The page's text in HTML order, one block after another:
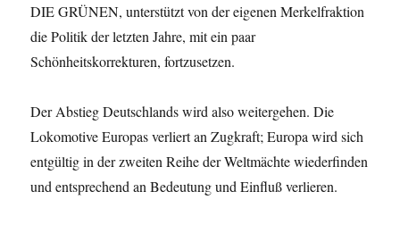
DIE GRÜNEN, unterstützt von der eigenen Merkelfraktion
die Politik der letzten Jahre, mit ein paar
Schönheitskorrekturen, fortzusetzen.
Der Abstieg Deutschlands wird also weitergehen. Die
Lokomotive Europas verliert an Zugkraft; Europa wird sich
entgültig in der zweiten Reihe der Weltmächte wiederfinden
und entsprechend an Bedeutung und Einfluß verlieren.